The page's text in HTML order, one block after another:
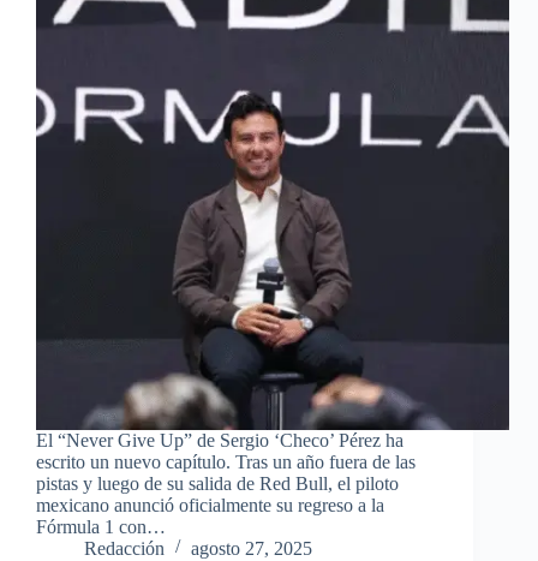
El “Never Give Up” de Sergio ‘Checo’ Pérez ha
escrito un nuevo capítulo. Tras un año fuera de las
pistas y luego de su salida de Red Bull, el piloto
mexicano anunció oficialmente su regreso a la
Fórmula 1 con…
Redacción
agosto 27, 2025